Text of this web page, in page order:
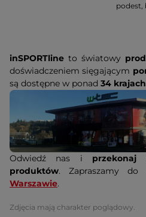
podest,
inSPORTline to światowy
doświadczeniem sięgającym
są dostępne w ponad 34
Odwiedź nas i przekonaj
produktów. Zapraszamy do
Warszawie.
Zdjęcia mają charakter poglądowy.